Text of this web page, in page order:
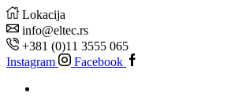
Lokacija
info@eltec.rs
+381 (0)11 3555 065
Instagram
Facebook